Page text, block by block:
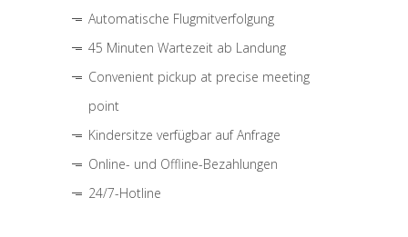
Automatische Flugmitverfolgung
45 Minuten Wartezeit ab Landung
Convenient pickup at precise meeting
point
Kindersitze verfügbar auf Anfrage
Online- und Offline-Bezahlungen
24/7-Hotline